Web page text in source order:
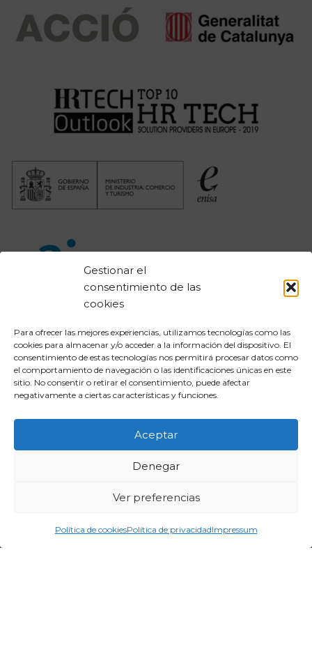
Gestionar el
consentimiento de las
cookies
Para ofrecer las mejores experiencias, utilizamos tecnologías como las
cookies para almacenar y/o acceder a la información del dispositivo. El
consentimiento de estas tecnologías nos permitirá procesar datos como
el comportamiento de navegación o las identificaciones únicas en este
sitio. No consentir o retirar el consentimiento, puede afectar
negativamente a ciertas características y funciones.
Aceptar
Denegar
Ver preferencias
Política de cookiesPolítica de privacidadImpressum